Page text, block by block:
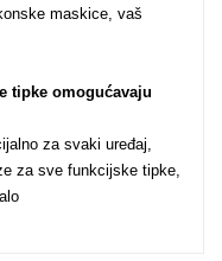
maskice, vaš
tipke omogućavaju
za svaki uređaj,
za sve funkcijske tipke,